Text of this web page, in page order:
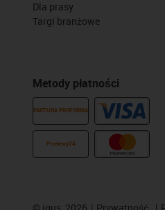
Dla prasy
Targi branżowe
Metody płatności
FAKTURA PROFORMA
Przelewy24
© igus, 2026 Prywatność